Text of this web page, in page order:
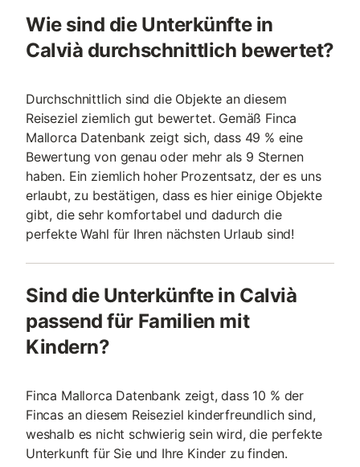
Wie sind die Unterkünfte in
Calvià durchschnittlich bewertet?
Durchschnittlich sind die Objekte an diesem
Reiseziel ziemlich gut bewertet. Gemäß Finca
Mallorca Datenbank zeigt sich, dass 49 % eine
Bewertung von genau oder mehr als 9 Sternen
haben. Ein ziemlich hoher Prozentsatz, der es uns
erlaubt, zu bestätigen, dass es hier einige Objekte
gibt, die sehr komfortabel und dadurch die
perfekte Wahl für Ihren nächsten Urlaub sind!
Sind die Unterkünfte in Calvià
passend für Familien mit
Kindern?
Finca Mallorca Datenbank zeigt, dass 10 % der
Fincas an diesem Reiseziel kinderfreundlich sind,
weshalb es nicht schwierig sein wird, die perfekte
Unterkunft für Sie und Ihre Kinder zu finden.